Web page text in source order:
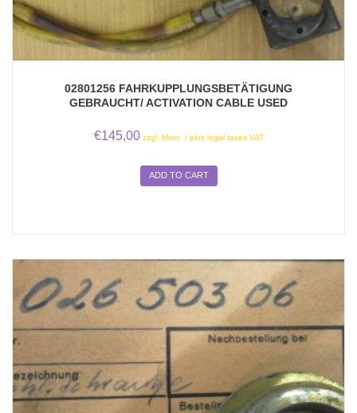
02801256 FAHRKUPPLUNGSBETÄTIGUNG
GEBRAUCHT/ ACTIVATION CABLE USED
€145,00 zzgl. Mwst. / plus legal taxes VAT
ADD TO CART